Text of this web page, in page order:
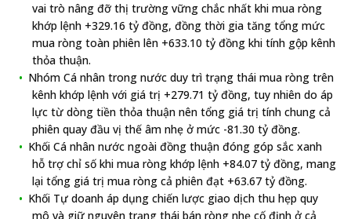
vai trò nâng đỡ thị trường vững chắc nhất khi mua ròng
khớp lệnh +329.16 tỷ đồng, đồng thời gia tăng tổng mức
mua ròng toàn phiên lên +633.10 tỷ đồng khi tính gộp kênh
thỏa thuận.
Nhóm Cá nhân trong nước duy trì trạng thái mua ròng trên
kênh khớp lệnh với giá trị +279.71 tỷ đồng, tuy nhiên do áp
lực từ dòng tiền thỏa thuận nên tổng giá trị tính chung cả
phiên quay đầu vị thế âm nhẹ ở mức -81.30 tỷ đồng.
Khối Cá nhân nước ngoài đồng thuận đóng góp sắc xanh
hỗ trợ chỉ số khi mua ròng khớp lệnh +84.07 tỷ đồng, mang
lại tổng giá trị mua ròng cả phiên đạt +63.67 tỷ đồng.
Khối Tự doanh áp dụng chiến lược giao dịch thu hẹp quy
mô và giữ nguyên trạng thái bán ròng nhẹ cố định ở cả